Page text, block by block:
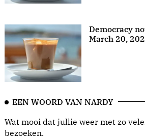
Democracy
March 20,
EEN WOORD VAN NARDY
Wat mooi dat jullie weer met zo
bezoeken.